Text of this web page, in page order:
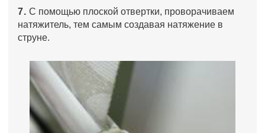
7. С помощью плоской отвертки, проворачиваем
натяжитель, тем самым создавая натяжение в
струне.